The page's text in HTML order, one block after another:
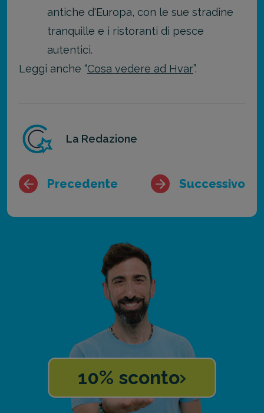
antiche d'Europa, con le sue stradine
tranquille e i ristoranti di pesce
autentici.
Leggi anche “Cosa vedere ad Hvar”.
La Redazione
Precedente Successivo
10% sconto